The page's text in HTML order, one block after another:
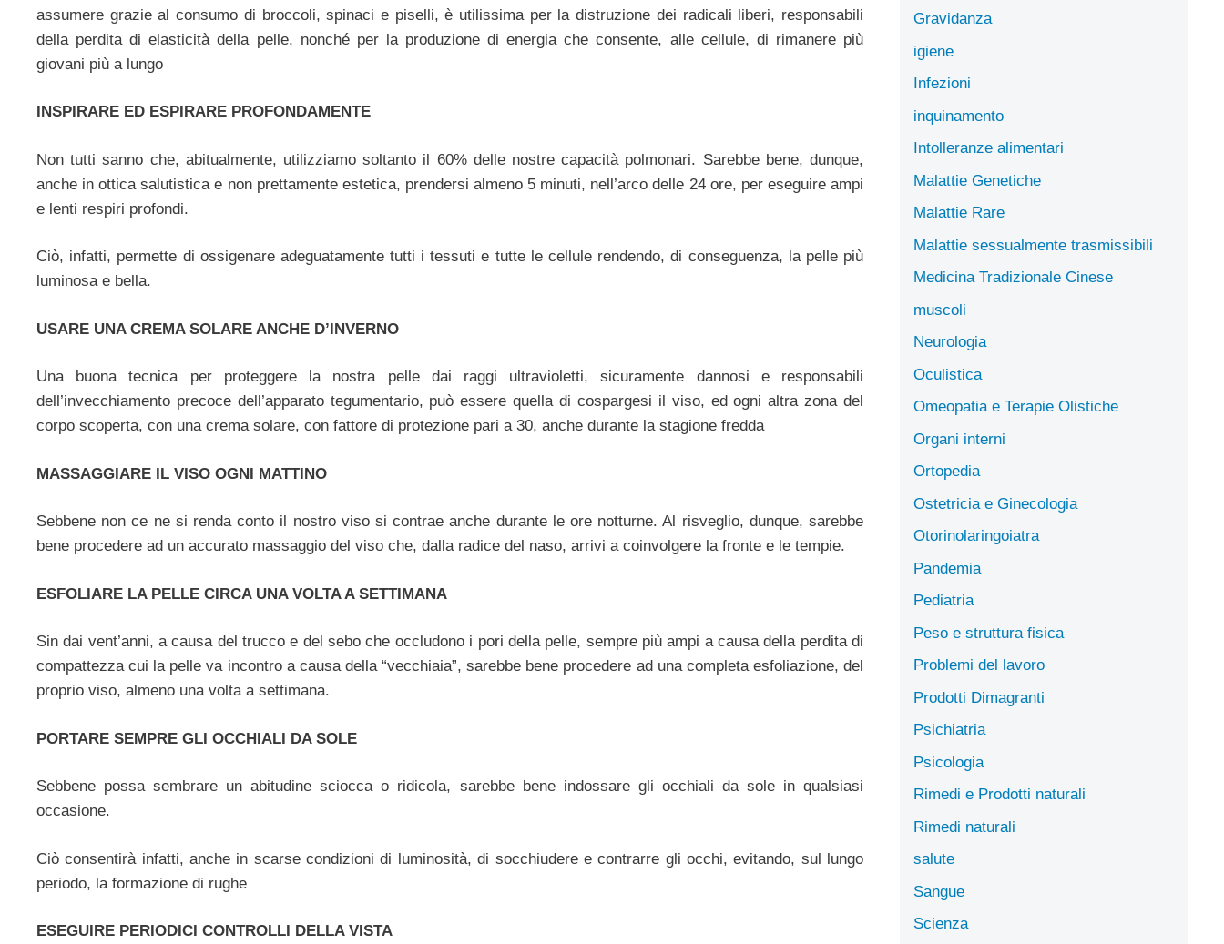
assumere grazie al consumo di broccoli, spinaci e piselli, è utilissima per la distruzione dei radicali liberi, responsabili
della perdita di elasticità della pelle, nonché per la produzione di energia che consente, alle cellule, di rimanere più
giovani più a lungo
INSPIRARE ED ESPIRARE PROFONDAMENTE
Non tutti sanno che, abitualmente, utilizziamo soltanto il 60% delle nostre capacità polmonari. Sarebbe bene, dunque,
anche in ottica salutistica e non prettamente estetica, prendersi almeno 5 minuti, nell’arco delle 24 ore, per eseguire ampi
e lenti respiri profondi.
Ciò, infatti, permette di ossigenare adeguatamente tutti i tessuti e tutte le cellule rendendo, di conseguenza, la pelle più
luminosa e bella.
USARE UNA CREMA SOLARE ANCHE D’INVERNO
Una buona tecnica per proteggere la nostra pelle dai raggi ultravioletti, sicuramente dannosi e responsabili
dell’invecchiamento precoce dell’apparato tegumentario, può essere quella di cospargesi il viso, ed ogni altra zona del
corpo scoperta, con una crema solare, con fattore di protezione pari a 30, anche durante la stagione fredda
MASSAGGIARE IL VISO OGNI MATTINO
Sebbene non ce ne si renda conto il nostro viso si contrae anche durante le ore notturne. Al risveglio, dunque, sarebbe
bene procedere ad un accurato massaggio del viso che, dalla radice del naso, arrivi a coinvolgere la fronte e le tempie.
ESFOLIARE LA PELLE CIRCA UNA VOLTA A SETTIMANA
Sin dai vent’anni, a causa del trucco e del sebo che occludono i pori della pelle, sempre più ampi a causa della perdita di
compattezza cui la pelle va incontro a causa della “vecchiaia”, sarebbe bene procedere ad una completa esfoliazione, del
proprio viso, almeno una volta a settimana.
PORTARE SEMPRE GLI OCCHIALI DA SOLE
Sebbene possa sembrare un abitudine sciocca o ridicola, sarebbe bene indossare gli occhiali da sole in qualsiasi
occasione.
Ciò consentirà infatti, anche in scarse condizioni di luminosità, di socchiudere e contrarre gli occhi, evitando, sul lungo
periodo, la formazione di rughe
ESEGUIRE PERIODICI CONTROLLI DELLA VISTA
Gravidanza
igiene
Infezioni
inquinamento
Intolleranze alimentari
Malattie Genetiche
Malattie Rare
Malattie sessualmente trasmissibili
Medicina Tradizionale Cinese
muscoli
Neurologia
Oculistica
Omeopatia e Terapie Olistiche
Organi interni
Ortopedia
Ostetricia e Ginecologia
Otorinolaringoiatra
Pandemia
Pediatria
Peso e struttura fisica
Problemi del lavoro
Prodotti Dimagranti
Psichiatria
Psicologia
Rimedi e Prodotti naturali
Rimedi naturali
salute
Sangue
Scienza